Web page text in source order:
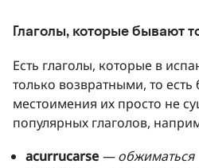
Глаголы, которые бывают
Есть глаголы, которые в
только возвратными, то есть
местоимения их просто не
популярных глаголов,
acurrucarse — обжиматься